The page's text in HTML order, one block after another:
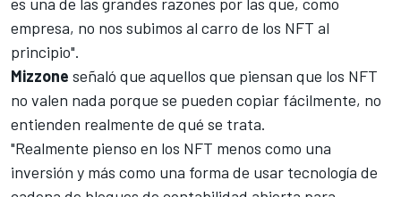
empresa, no nos subimos al carro de los NFT al
principio".
Mizzone señaló que aquellos que piensan que los NFT
no valen nada porque se pueden copiar fácilmente, no
entienden realmente de qué se trata.
"Realmente pienso en los NFT menos como una
inversión y más como una forma de usar tecnología de